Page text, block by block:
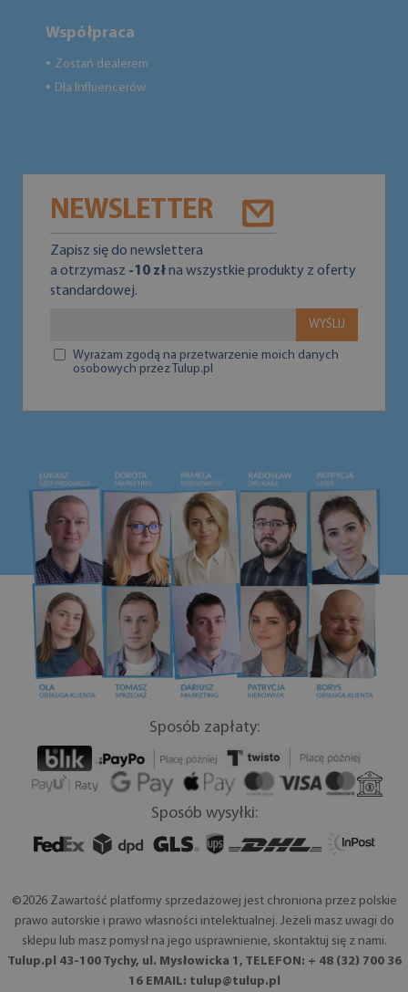
Współpraca
● Zostań dealerem
● Dla Influencerów
NEWSLETTER
Zapisz się do newslettera
a otrzymasz -10 złna wszystkie produkty z oferty
standardowej.
WYŚLIJ
Wyrażam zgodą na przetwarzenie moich danych
osobowych przez Tulup.pl
Sposób zapłaty:
Sposób wysyłki:
©2026 Zawartość platformy sprzedażowej jest chroniona przez polskie
prawo autorskie i prawo własności intelektualnej. Jeżeli masz uwagi do
sklepu lub masz pomysł na jego usprawnienie, skontaktuj się z nami.
Tulup.pl 43-100 Tychy, ul. Mysłowicka 1, TELEFON: + 48 (32) 700 36
16 EMAIL: tulup@tulup.pl